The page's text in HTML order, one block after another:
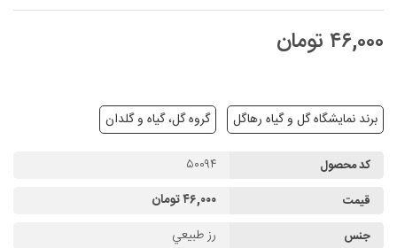
۴۶,۰۰۰ تومان
برند نمایشگاه گل و گیاه رهاگل گروه گل، گیاه و گلدان
کد محصول ۵۰۰۹۴
قیمت ۴۶,۰۰۰ تومان
جنس رز طبيعي